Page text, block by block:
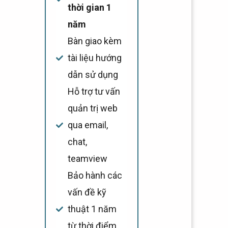
thời gian 1
năm
Bàn giao kèm
tài liệu hướng
dẫn sử dụng
Hỗ trợ tư vấn
quản trị web
qua email,
chat,
teamview
Bảo hành các
vấn đề kỹ
thuật 1 năm
từ thời điểm